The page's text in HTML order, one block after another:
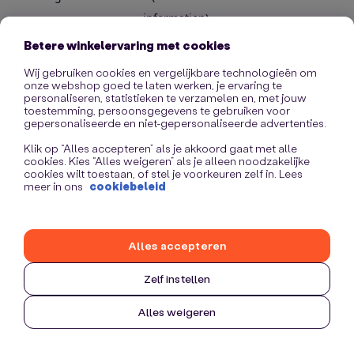
information).
Betere winkelervaring met cookies
Wij gebruiken cookies en vergelijkbare technologieën om
onze webshop goed te laten werken, je ervaring te
personaliseren, statistieken te verzamelen en, met jouw
toestemming, persoonsgegevens te gebruiken voor
gepersonaliseerde en niet-gepersonaliseerde advertenties.
Klik op “Alles accepteren” als je akkoord gaat met alle
cookies. Kies “Alles weigeren” als je alleen noodzakelijke
cookies wilt toestaan, of stel je voorkeuren zelf in. Lees
meer in ons cookiebeleid
Zelf instellen
Alles weigeren
Alles accepteren